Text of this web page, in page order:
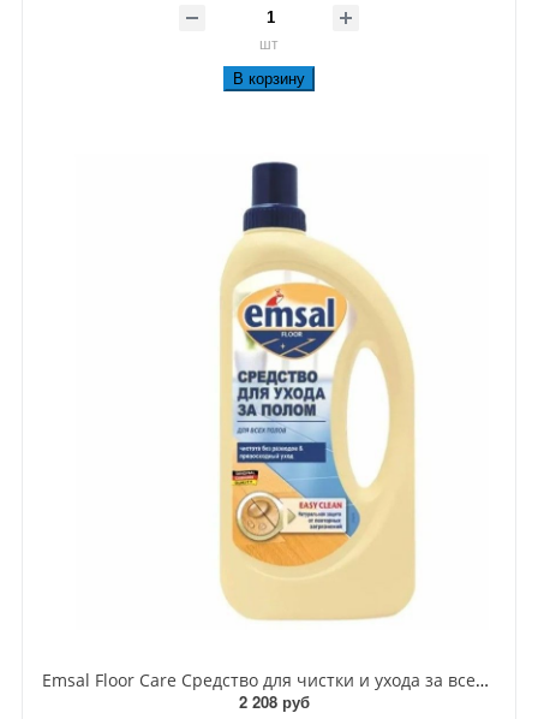
шт
В корзину
Emsal Floor Care Cредство для чистки и ухода за всеми видами полов 1 л
2 208 руб